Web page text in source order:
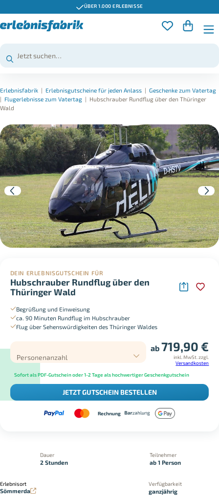
ÜBER 1.000 ERLEBNISSE
Erlebnisfabrik | Erlebnisgutscheine für jeden Anlass | Geschenke zum Vatertag
| Flugerlebnisse zum Vatertag | Hubschrauber Rundflug über den Thüringer
Wald
DEIN ERLEBNISGUTSCHEIN FÜR
Hubschrauber Rundflug über den
Thüringer Wald
Begrüßung und Einweisung
ca. 90 Minuten Rundflug im Hubschrauber
Flug über Sehenswürdigkeiten des Thüringer Waldes
Personenanzahl
ab 719,90 €
inkl. MwSt. zzgl.
Versandkosten
Sofort als PDF-Gutschein oder 1-2 Tage als hochwertiger Geschenkgutschein
JETZT GUTSCHEIN BESTELLEN
Rechnung
Dauer
2 Stunden
Teilnehmer
ab 1 Person
Erlebnisort
Sömmerda
Verfügbarkeit
ganzjährig